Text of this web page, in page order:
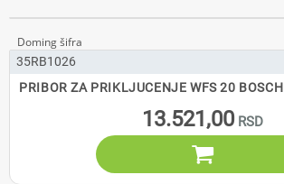
35RB1026
PRIBOR ZA PRIKLJUCENJE WFS 20 BOSCH
13.521,00
